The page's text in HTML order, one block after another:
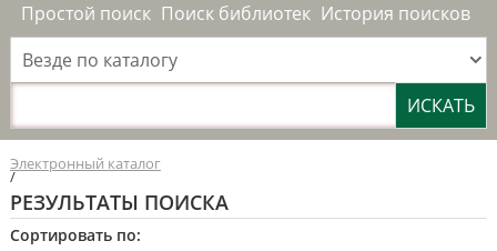
Простой поиск Поиск библиотек История поисков
Везде по каталогу
Электронный каталог
/
РЕЗУЛЬТАТЫ ПОИСКА
Сортировать по: